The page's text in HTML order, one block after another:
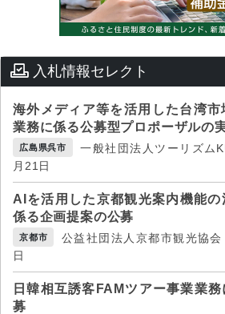
入札情報セレクト
海外メディア等を活用した台湾
業務に係る公募型プロポーザルの
広島県呉市
一般社団法人ツーリズム
月21日
AIを活用した京都観光案内機能
係る企画提案の公募
京都市
公益社団法人京都市観光協
日
日韓相互誘客FAMツアー事業業
募